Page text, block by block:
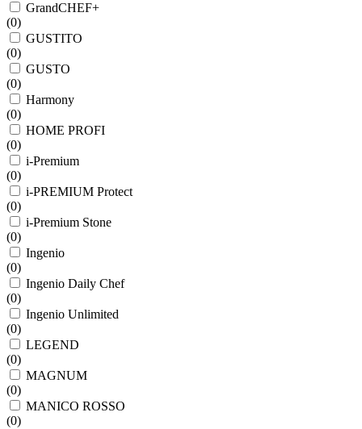
GrandCHEF+
(0)
GUSTITO
(0)
GUSTO
(0)
Harmony
(0)
HOME PROFI
(0)
i-Premium
(0)
i-PREMIUM Protect
(0)
i-Premium Stone
(0)
Ingenio
(0)
Ingenio Daily Chef
(0)
Ingenio Unlimited
(0)
LEGEND
(0)
MAGNUM
(0)
MANICO ROSSO
(0)